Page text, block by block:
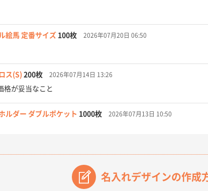
絵馬 定番サイズ 100枚 2026年07月20日 06:50
ス(S) 200枚 2026年07月14日 13:26
格が妥当なこと
ルダー ダブルポケット 1000枚 2026年07月13日 10:50
】特別ご注文ページ043000枚 2026年07月03日 09:23
名入れデザインの作成